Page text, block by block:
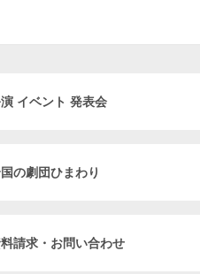
イベント 発表会
の劇団ひまわり
請求・お問い合わせ